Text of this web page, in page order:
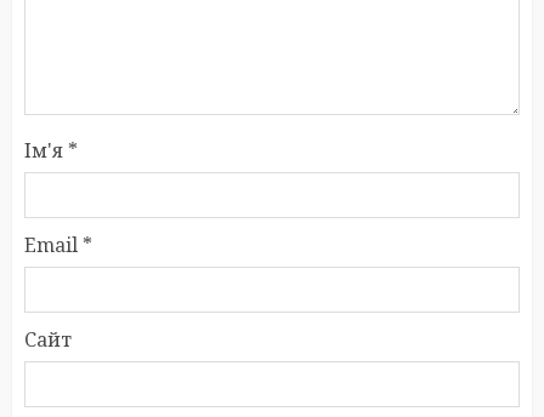
Ім'я *
Email *
Сайт